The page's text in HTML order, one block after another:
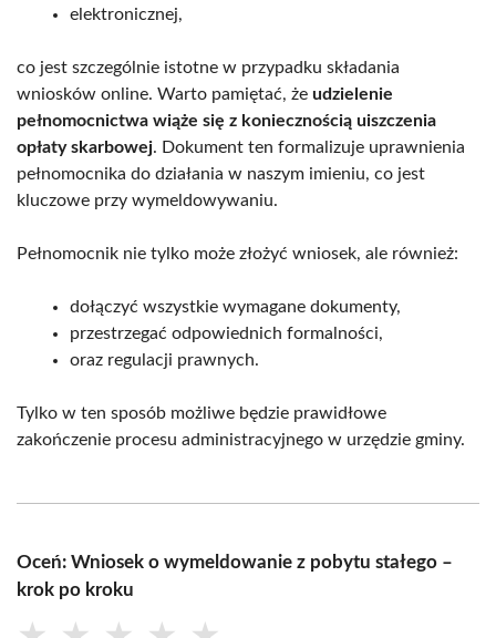
elektronicznej,
co jest szczególnie istotne w przypadku składania
wniosków online. Warto pamiętać, że udzielenie
pełnomocnictwa wiąże się z koniecznością uiszczenia
opłaty skarbowej. Dokument ten formalizuje uprawnienia
pełnomocnika do działania w naszym imieniu, co jest
kluczowe przy wymeldowywaniu.
Pełnomocnik nie tylko może złożyć wniosek, ale również:
dołączyć wszystkie wymagane dokumenty,
przestrzegać odpowiednich formalności,
oraz regulacji prawnych.
Tylko w ten sposób możliwe będzie prawidłowe
zakończenie procesu administracyjnego w urzędzie gminy.
Oceń: Wniosek o wymeldowanie z pobytu stałego –
krok po kroku